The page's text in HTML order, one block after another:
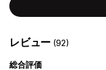
レビュー (92)
総合評価